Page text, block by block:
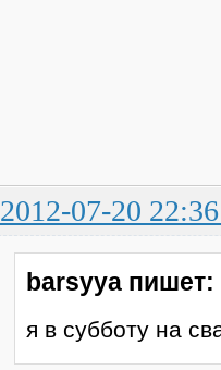
2012-07-20
barsyya пишет:
я в субботу на